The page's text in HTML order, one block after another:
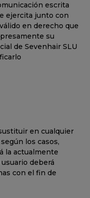
escrita
ejercita junto con
en derecho que
su
de Sevenhair SLU
en cualquier
los casos,
la actualmente
deberá
con el fin de